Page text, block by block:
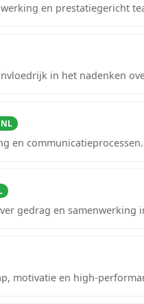
en prestatiegericht
in het nadenken
en communicatieprocessen.
gedrag en samenwerking
motivatie en high-